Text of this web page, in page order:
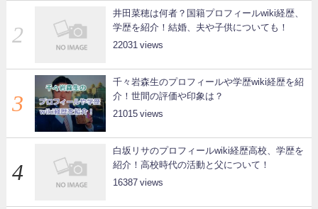
井田菜穂は何者？国籍プロフィールwiki経歴、
学歴を紹介！結婚、夫や子供についても！
22031
千々岩森生のプロフィールや学歴wiki経歴を紹
介！世間の評価や印象は？
21015
白坂リサのプロフィールwiki経歴高校、学歴を
紹介！高校時代の活動と父について！
16387